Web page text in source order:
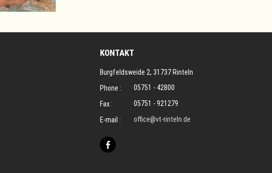
KONTAKT
Burgfeldsweide 2, 31737 Rinteln
Phone :
05751 - 42800
Fax :
05751 - 921279
E-mail :
office@vt-rinteln.de